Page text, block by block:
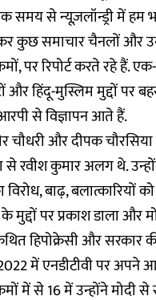
से न्यूज़लॉन्ड्री में हम
कुछ समाचार चैनलों और
पर रिपोर्ट करते रहे हैं.
और हिंदू-मुस्लिम मुद्दों पर
से विज्ञापन आते हैं.
चौधरीऔरदीपक चौरसिया
से रवीश कुमार अलग थे.
बाढ़, बलात्कारियों
पर प्रकाश डाला और
हिपोक्रेसी और सरकार
में एनडीटीवी पर अपने
में से 16 में उन्होंने मोदी